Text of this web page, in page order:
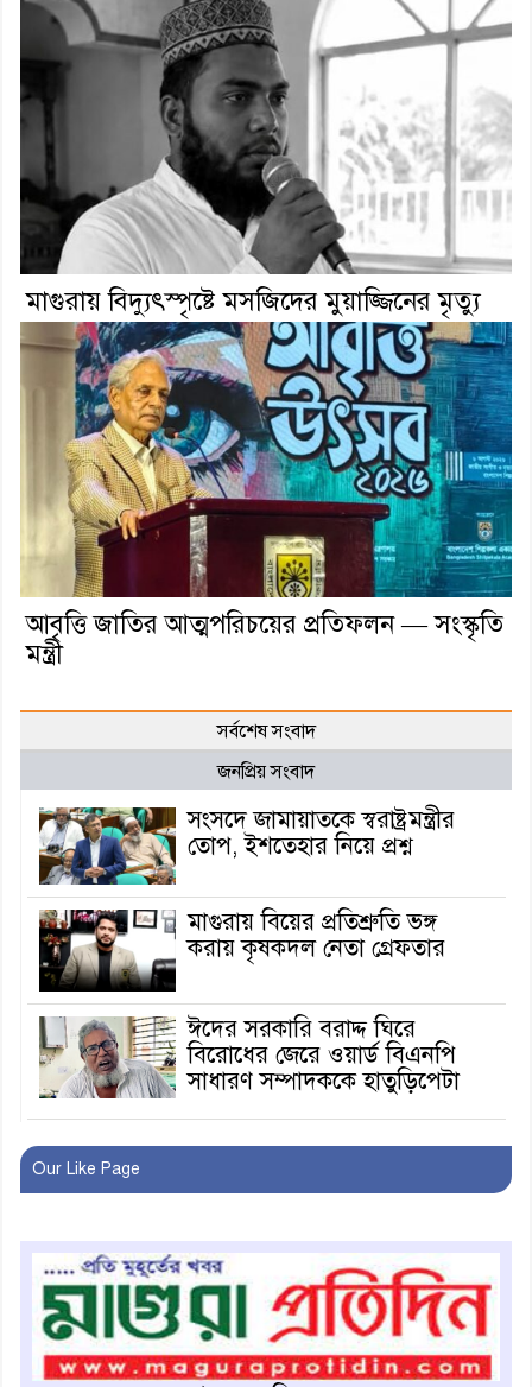
মাগুরায় বিদ্যুৎস্পৃষ্টে মসজিদের মুয়াজ্জিনের মৃত্যু
আবৃত্তি জাতির আত্মপরিচয়ের প্রতিফলন — সংস্কৃতি
মন্ত্রী
সর্বশেষ সংবাদ
জনপ্রিয় সংবাদ
সংসদে জামায়াতকে স্বরাষ্ট্রমন্ত্রীর
তোপ, ইশতেহার নিয়ে প্রশ্ন
মাগুরায় বিয়ের প্রতিশ্রুতি ভঙ্গ
করায় কৃষকদল নেতা গ্রেফতার
ঈদের সরকারি বরাদ্দ ঘিরে
বিরোধের জেরে ওয়ার্ড বিএনপি
সাধারণ সম্পাদককে হাতুড়িপেটা
লোভ সংবরণ করতে পারলেন না
অনূর্ধ্ব-১৭ জাতীয় চ্যাম্পিয়ন মাগুরা
ফুটবল দলকে সংবর্ধনা
রোববার থেকে ভারতীয় ট্যুরিস্ট
Our Like Page